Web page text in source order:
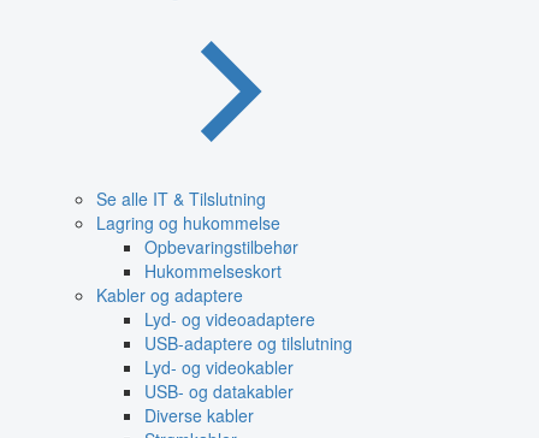
Se alle IT & Tilslutning
Lagring og hukommelse
Opbevaringstilbehør
Hukommelseskort
Kabler og adaptere
Lyd- og videoadaptere
USB-adaptere og tilslutning
Lyd- og videokabler
USB- og datakabler
Diverse kabler